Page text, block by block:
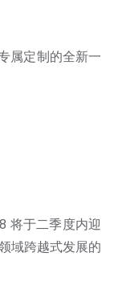
属定制的全新一
将于二季度内迎
域跨越式发展的